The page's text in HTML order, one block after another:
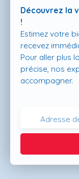
Découvrez la
!
Estimez votre
recevez
Pour aller plus
précise, nos
accompagner.
Adresse